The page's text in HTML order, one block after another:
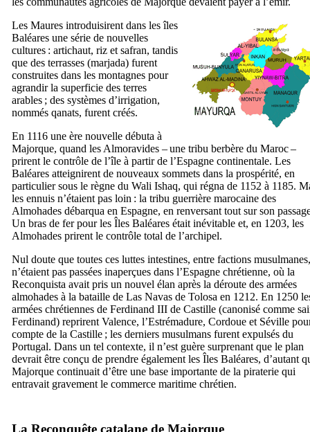
Les Maures introduisirent dans les îles
Baléares une série de nouvelles
cultures : artichaut, riz et safran, tandis
que des terrasses (marjada) furent
construites dans les montagnes pour
agrandir la superficie des terres
arables ; des systèmes d’irrigation,
nommés qanats, furent créés.
En 1116 une ère nouvelle débuta à
Majorque, quand les Almoravides – une tribu berbère du Maroc –
prirent le contrôle de l’île à partir de l’Espagne continentale. Les
Baléares atteignirent de nouveaux sommets dans la prospérité, en
particulier sous le règne du Wali Ishaq, qui régna de 1152 à 1185.
les ennuis n’étaient pas loin : la tribu guerrière marocaine des
Almohades débarqua en Espagne, en renversant tout sur son
Un bras de fer pour les Îles Baléares était inévitable et, en 1203, les
Almohades prirent le contrôle total de l’archipel.
Nul doute que toutes ces luttes intestines, entre factions musulmanes,
n’étaient pas passées inaperçues dans l’Espagne chrétienne, où la
Reconquista avait pris un nouvel élan après la déroute des armées
almohades à la bataille de Las Navas de Tolosa en 1212. En 1250
armées chrétiennes de Ferdinand III de Castille (canonisé comme
Ferdinand) reprirent Valence, l’Estrémadure, Cordoue et Séville
compte de la Castille ; les derniers musulmans furent expulsés du
Portugal. Dans un tel contexte, il n’est guère surprenant que le plan
devrait être conçu de prendre également les Îles Baléares, d’autant
Majorque continuait d’être une base importante de la piraterie qui
entravait gravement le commerce maritime chrétien.
La Reconquête catalane de Majorque